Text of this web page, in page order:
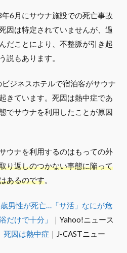
6月にサウナ施設での死亡事故
因は特定されていませんが、過
だことにより、不整脈が引き起
説もあります。
ジネスホテルで宿泊客がサウナ
きています。死因は熱中症であ
でサウナを利用したことが原因
ウナを利用するのはもっての外
り返しのつかない事態に陥って
あるのです。
男性が死亡…「サ活」なにが危
だけで十分」
｜Yahoo!ニュース
死因は熱中症 ｜J-CASTニュー